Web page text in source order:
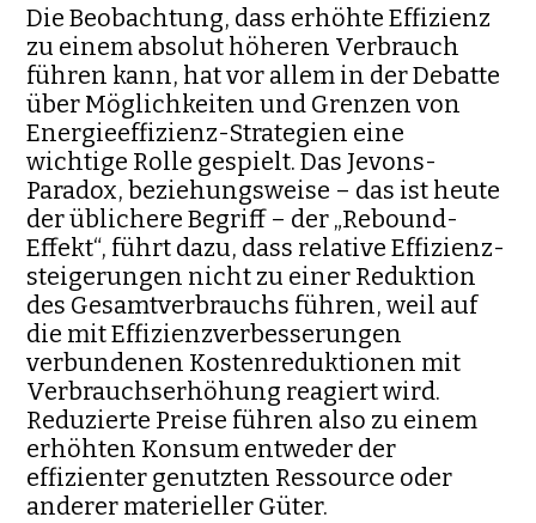
Die Beobachtung, dass erhöhte Effizienz
zu einem absolut höheren Verbrauch
führen kann, hat vor allem in der Debatte
über Möglichkeiten und Grenzen von
Energieeffizienz-Strategien eine
wichtige Rolle ge­spielt. Das Jevons-
Paradox, beziehungsweise – das ist heute
der übli­chere Begriff – der „Rebound-
Effekt“, führt dazu, dass relative Effizienz­
stei­ge­rungen nicht zu einer Reduktion
des Gesamtverbrauchs führen, weil auf
die mit Effizienzverbesserungen
verbundenen Kostenreduktio­nen mit
Verbrauchserhöhung reagiert wird.
Reduzierte Preise führen also zu einem
erhöhten Konsum entweder der
effizienter genutzten Ressource oder
anderer materieller Güter.